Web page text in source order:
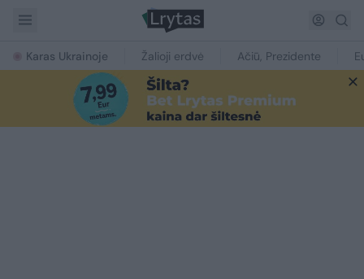
Karas Ukrainoje Žalioji erdvė Ačiū, Prezidente